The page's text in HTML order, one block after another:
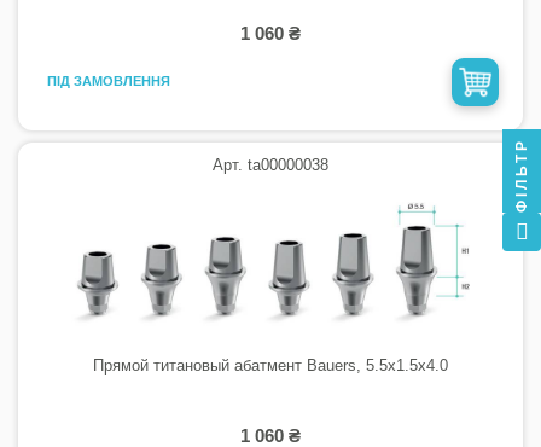
1 060 ₴
ПІД ЗАМОВЛЕННЯ
Арт. ta00000038
Прямой титановый абатмент Bauers, 5.5х1.5х4.0
1 060 ₴
ФІЛЬТР